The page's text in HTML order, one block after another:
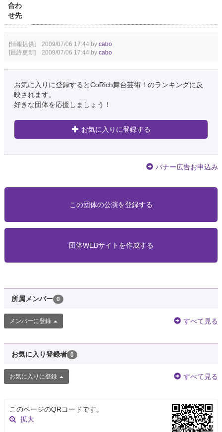
合わ
せ先
[情報提供] 2009/07/06 17:44 by cabo
[最終更新] 2009/07/06 17:44 by cabo
お気に入りに登録するとCoRich舞台芸術！のランキングに反
映されます。
好きな団体を応援しましょう！
お気に入りに登録する
バナー広告お申込み
この団体の公演を登録する
団体WEBサイトを作成する
所属メンバー 0
メンバーに登録 すべて見る
お気に入り登録者 0
お気に入りに登録 すべて見る
このページのQRコードです。
拡大